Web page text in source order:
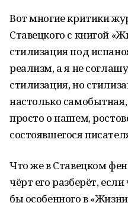
Вот многие критики
Ставецкого с книгой
стилизация под
реализм, а я не
стилизация, но
настолько
просто о нашем,
состоявшегося
Что же в Ставецком
чёрт его разберёт,
бы особенного в